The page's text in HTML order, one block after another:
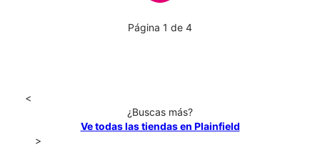
Página 1 de 4
<
¿Buscas más?
Ve todas las tiendas en Plainfield
>